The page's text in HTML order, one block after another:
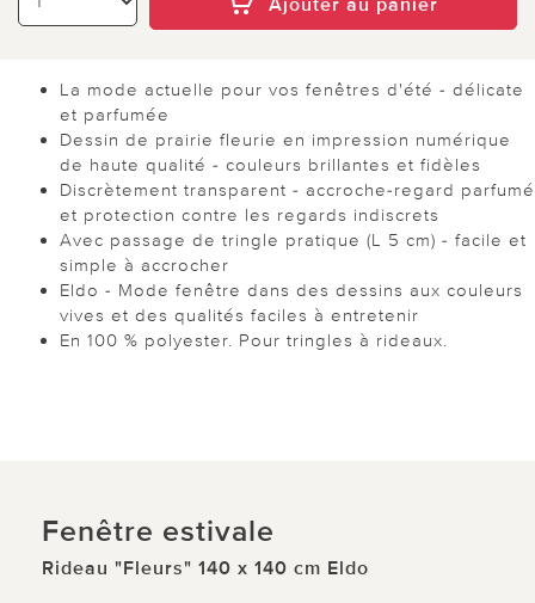
La mode actuelle pour vos fenêtres d'été - délicate
et parfumée
Dessin de prairie fleurie en impression numérique
de haute qualité - couleurs brillantes et fidèles
Discrètement transparent - accroche-regard parfumé
et protection contre les regards indiscrets
Avec passage de tringle pratique (L 5 cm) - facile et
simple à accrocher
Eldo - Mode fenêtre dans des dessins aux couleurs
vives et des qualités faciles à entretenir
En 100 % polyester. Pour tringles à rideaux.
Fenêtre estivale
Rideau "Fleurs" 140 x 140 cm Eldo